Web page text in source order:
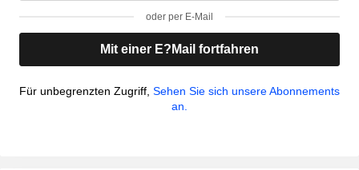
oder per E-Mail
Mit einer E?Mail fortfahren
Für unbegrenzten Zugriff, Sehen Sie sich unsere Abonnements
an.